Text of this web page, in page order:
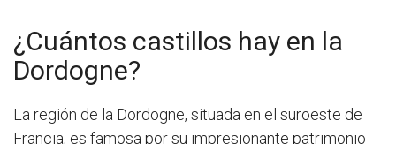
¿Cuántos castillos hay en la
Dordogne?
La región de la Dordogne, situada en el suroeste de
Francia, es famosa por su impresionante patrimonio